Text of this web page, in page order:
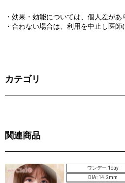
・効果・効能については、個人差があ
・合わない場合は、利用を中止し医
カテゴリ
関連商品
ワンデー 1day
DIA: 14.2mm